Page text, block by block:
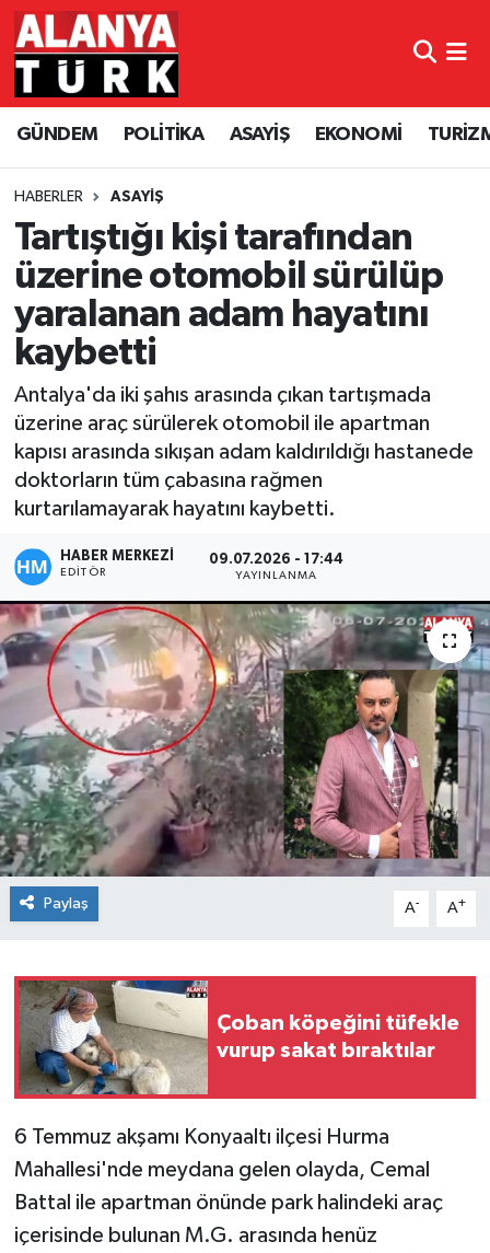
GÜNDEM POLİTİKA ASAYİŞ EKONOMİ
HABERLER ASAYİŞ
Tartıştığı kişi tarafından
üzerine otomobil sürülüp
yaralanan adam hayatını
kaybetti
Antalya'da iki şahıs arasında çıkan tartışmada
üzerine araç sürülerek otomobil ile apartman
kapısı arasında sıkışan adam kaldırıldığı hastanede
doktorların tüm çabasına rağmen
kurtarılamayarak hayatını kaybetti.
HABER MERKEZİ
EDITÖR
09.07.2026 - 17:44
YAYINLANMA
Paylaş A- A+
Çoban köpeğini tüfekle
vurup sakat bıraktılar
6 Temmuz akşamı Konyaaltı ilçesi Hurma
Mahallesi'nde meydana gelen olayda, Cemal
Battal ile apartman önünde park halindeki araç
içerisinde bulunan M.G. arasında henüz
GÜNDEM
POLİTİKA
ASAYİŞ
EKONOMİ
TURİZM
SPOR
ÇEVRE
KÜLTÜR SANAT
Nöbetçi Eczaneler
Hava Durumu
Namaz Vakitleri
Trafik Durumu
Süper Lig Puan Durumu ve Fikstür
Tüm Manşetler
Son Dakika Haberleri
Haber Arşivi